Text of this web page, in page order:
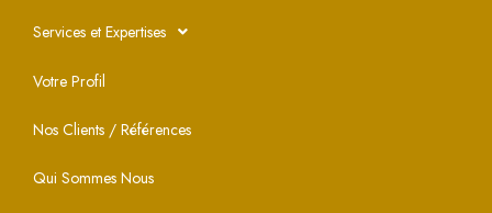
Services et Expertises
Votre Profil
Nos Clients / Références
Qui Sommes Nous